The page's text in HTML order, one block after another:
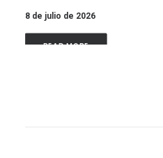
8 de julio de 2026
READ MORE